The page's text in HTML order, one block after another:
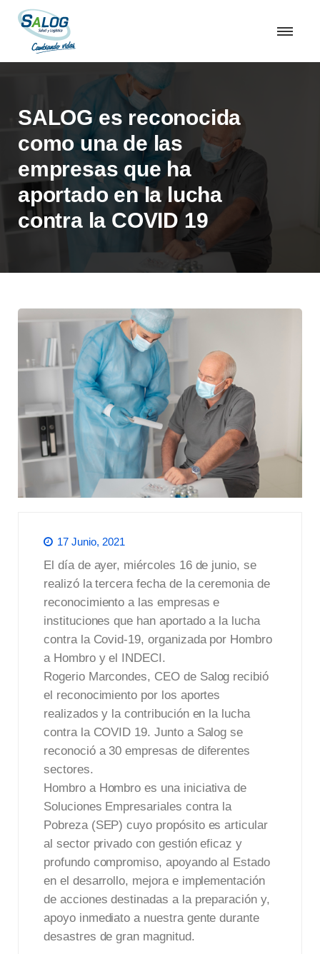
SALOG es reconocida
como una de las
empresas que ha
aportado en la lucha
contra la COVID 19
17 Junio, 2021
El día de ayer, miércoles 16 de junio, se
realizó la tercera fecha de la ceremonia de
reconocimiento a las empresas e
instituciones que han aportado a la lucha
contra la Covid-19, organizada por Hombro
a Hombro y el INDECI.
Rogerio Marcondes, CEO de Salog recibió
el reconocimiento por los aportes
realizados y la contribución en la lucha
contra la COVID 19. Junto a Salog se
reconoció a 30 empresas de diferentes
sectores.
Hombro a Hombro es una iniciativa de
Soluciones Empresariales contra la
Pobreza (SEP) cuyo propósito es articular
al sector privado con gestión eficaz y
profundo compromiso, apoyando al Estado
en el desarrollo, mejora e implementación
de acciones destinadas a la preparación y,
apoyo inmediato a nuestra gente durante
desastres de gran magnitud.